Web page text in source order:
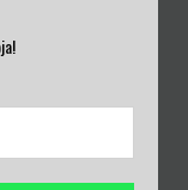
CHEAP VINI...